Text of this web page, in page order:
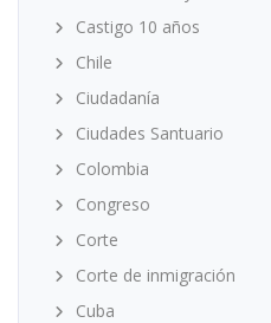
Castigo 10 años
Chile
Ciudadanía
Ciudades Santuario
Colombia
Congreso
Corte
Corte de inmigración
Cuba